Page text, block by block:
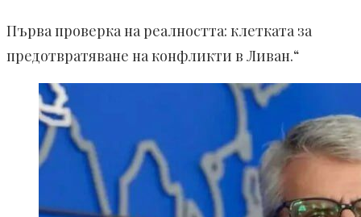
Първа проверка на реалността: клетката за
предотвратяване на конфликти в Ливан.“